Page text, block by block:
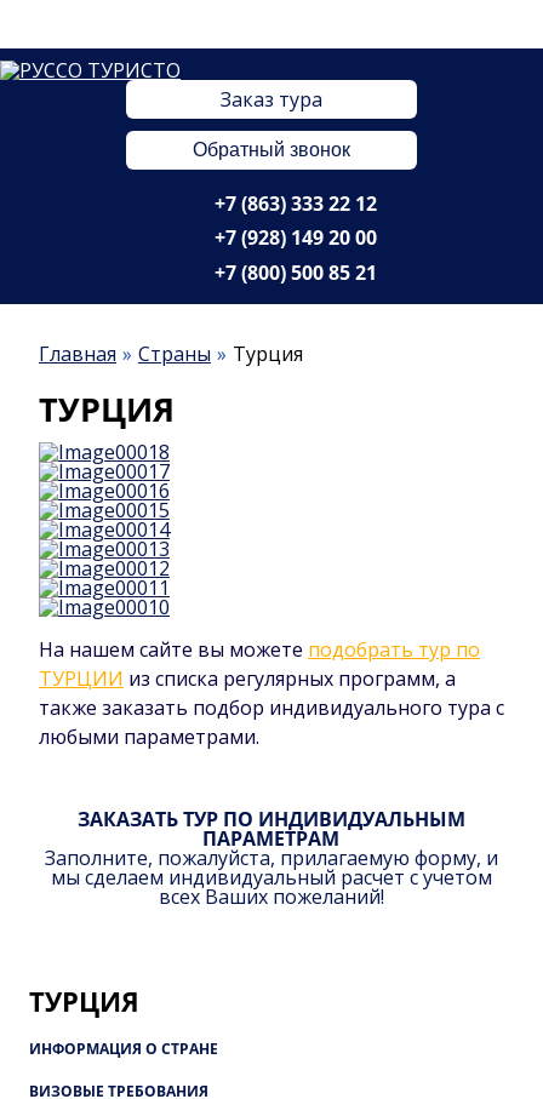
Заказ тура
Обратный звонок
+7 (863) 333 22 12
+7 (928) 149 20 00
+7 (800) 500 85 21
Главная Страны Турция
ТУРЦИЯ
На нашем сайте вы можете подобрать тур по
ТУРЦИИ из списка регулярных программ, а
также заказать подбор индивидуального тура с
любыми параметрами.
ЗАКАЗАТЬ ТУР ПО ИНДИВИДУАЛЬНЫМ
ПАРАМЕТРАМ
Заполните, пожалуйста, прилагаемую форму, и
мы сделаем индивидуальный расчет с учетом
всех Ваших пожеланий!
ТУРЦИЯ
ИНФОРМАЦИЯ О СТРАНЕ
ВИЗОВЫЕ ТРЕБОВАНИЯ